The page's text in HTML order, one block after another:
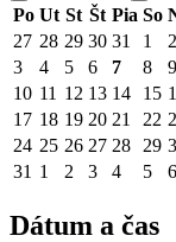
Po Ut St Št Pia So
27 28 29 30 31 1
2
3
4 5 6 7 8
9
10 11 12 13 14 15
17 18 19 20 21 22
24 25 26 27 28 29
31 1 2 3 4 5 6
Dátum a čas